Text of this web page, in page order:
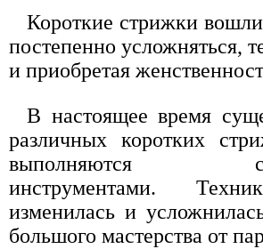
Короткие стрижки
постепенно усложняться,
и приобретая
В настоящее время
различных коротких
выполняются
инструментами.
изменилась и
большого мастерства от